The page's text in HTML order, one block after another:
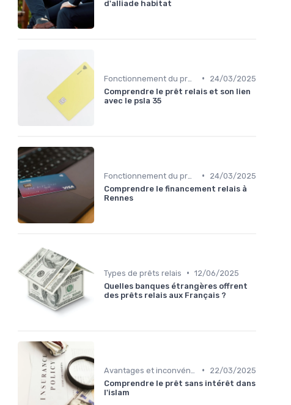
d'alliade habitat
•
24/03/2025
Comprendre le prêt relais et son lien
avec le psla 35
•
24/03/2025
Comprendre le financement relais à
Rennes
Types de prêts relais • 12/06/2025
Quelles banques étrangères offrent
des prêts relais aux Français ?
•
22/03/2025
Comprendre le prêt sans intérêt dans
l'islam